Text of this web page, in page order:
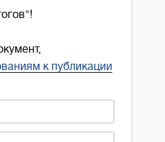
к публикации